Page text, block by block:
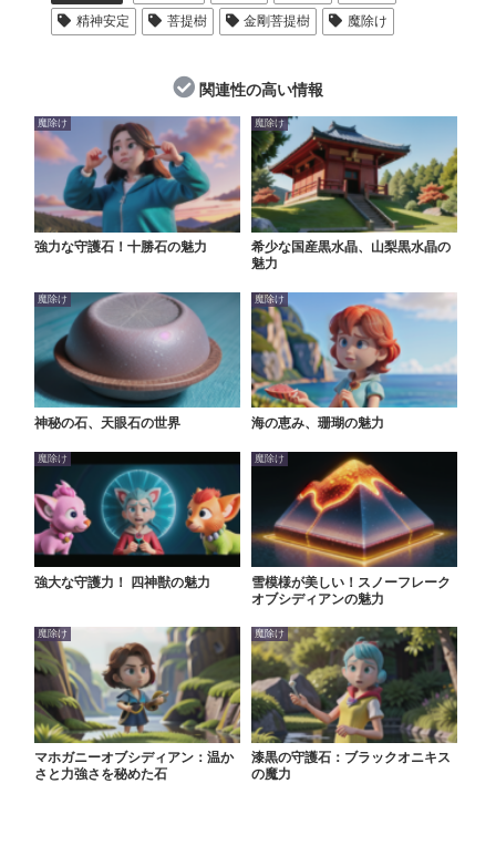
精神安定
菩提樹 金剛菩提樹 魔除け
関連性の高い情報
魔除け
強力な守護石！十勝石の魅力
魔除け
希少な国産黒水晶、山梨黒水晶の
魅力
魔除け
神秘の石、天眼石の世界
魔除け
海の恵み、珊瑚の魅力
魔除け
強大な守護力！ 四神獣の魅力
魔除け
雪模様が美しい！スノーフレーク
オブシディアンの魅力
魔除け
マホガニーオブシディアン：温か
さと力強さを秘めた石
魔除け
漆黒の守護石：ブラックオニキス
の魔力